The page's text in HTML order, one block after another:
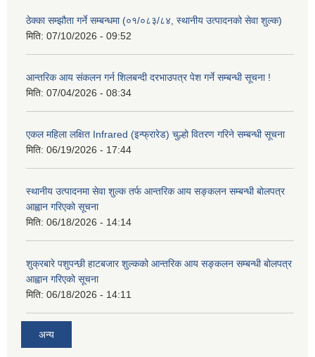
ठेक्का सम्झौता गर्ने सम्बन्धमा (०१/०८३/८४, स्थानीय उत्पादनको सेवा शुल्क)
मिति: 07/10/2026 - 09:52
आन्तरिक आय संकलन गर्न शिलबन्दी दरभाउपत्र पेश गर्ने सम्बन्धी सूचना !
मिति: 07/04/2026 - 08:34
एकल महिला लक्षित Infrared (इन्फ्रारेड) चुल्हो वितरण गरिने सम्बन्धी सूचना
मिति: 06/19/2026 - 17:44
स्थानीय उत्पादनमा सेवा शुल्क तर्फ आन्तरिक आय सङ्कलन सम्बन्धी बोलपत्र
आह्वान गरिएको सूचना
मिति: 06/18/2026 - 14:14
शुक्रबारे पशुपन्छी हाटबजार शुल्कको आन्तरिक आय सङ्कलन सम्बन्धी बोलपत्र
आह्वान गरिएको सूचना
मिति: 06/18/2026 - 14:11
अन्य